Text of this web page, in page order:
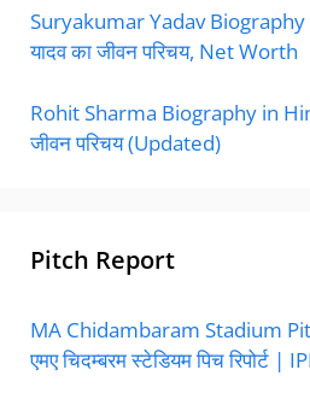
Suryakumar Yadav Biography
यादव का जीवन परिचय, Net Worth
Rohit Sharma Biography in
जीवन परिचय (Updated)
Pitch Report
MA Chidambaram Stadium
एमए चिदम्बरम स्टेडियम पिच रिपोर्ट |